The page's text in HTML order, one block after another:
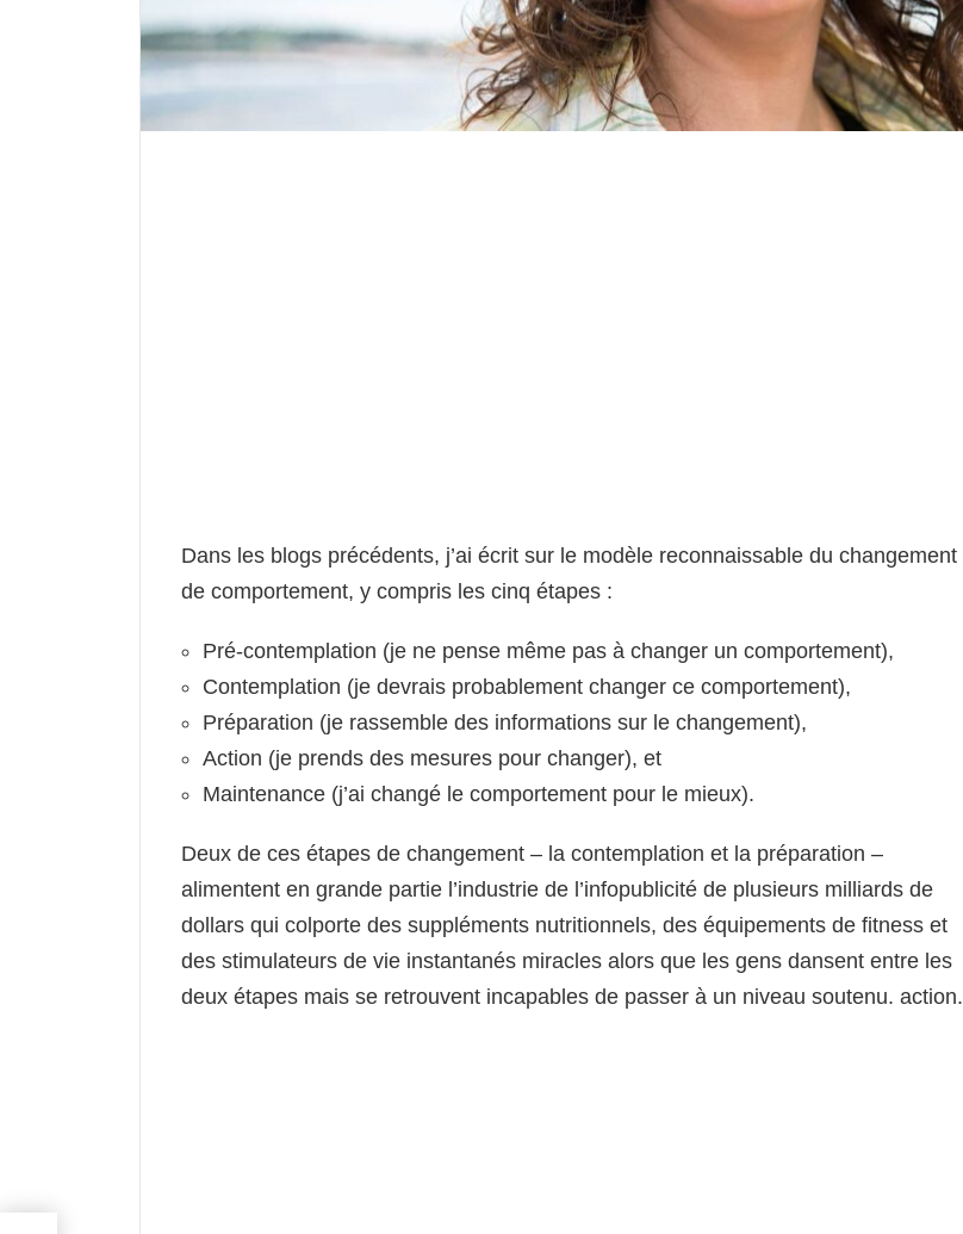
Dans les blogs précédents, j’ai écrit sur le modèle reconnaissable du changement
de comportement, y compris les cinq étapes :
Pré-contemplation (je ne pense même pas à changer un comportement),
Contemplation (je devrais probablement changer ce comportement),
Préparation (je rassemble des informations sur le changement),
Action (je prends des mesures pour changer), et
Maintenance (j’ai changé le comportement pour le mieux).
Deux de ces étapes de changement – la contemplation et la préparation –
alimentent en grande partie l’industrie de l’infopublicité de plusieurs milliards de
dollars qui colporte des suppléments nutritionnels, des équipements de fitness et
des stimulateurs de vie instantanés miracles alors que les gens dansent entre les
deux étapes mais se retrouvent incapables de passer à un niveau soutenu. action.